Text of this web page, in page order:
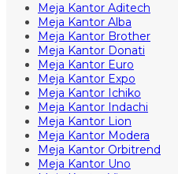
Meja Kantor Aditech
Meja Kantor Alba
Meja Kantor Brother
Meja Kantor Donati
Meja Kantor Euro
Meja Kantor Expo
Meja Kantor Ichiko
Meja Kantor Indachi
Meja Kantor Lion
Meja Kantor Modera
Meja Kantor Orbitrend
Meja Kantor Uno